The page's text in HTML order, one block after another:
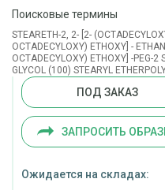
Поисковые термины
STEARETH-2, 2- [2-
OCTADECYLOXY) ETHOXY] -
OCTADECYLOXY) ETHOXY] -PEG-2
GLYCOL (100) STEARYL
ПОД ЗАКАЗ
ЗАПРОСИТЬ
Ожидается на складах: